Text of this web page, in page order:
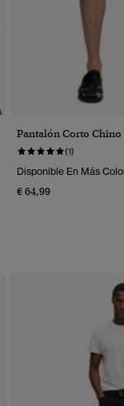
Pantalón Corto
(1)
Disponible En Más
€ 64,99